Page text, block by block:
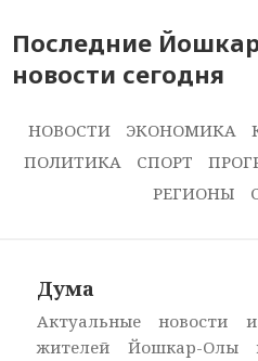
Последние
новости сегодня
НОВОСТИ ЭКОНОМИКА
ПОЛИТИКА
СПОРТ
РЕГИОНЫ
Дума
Актуальные новости
жителей Йошкар-